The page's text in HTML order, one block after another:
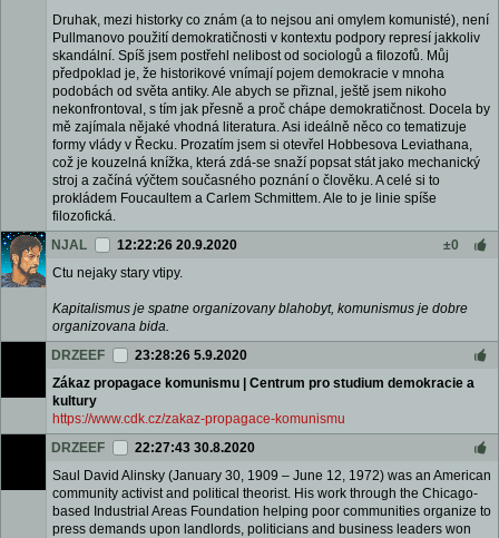
Druhak, mezi historky co znám (a to nejsou ani omylem komunisté), není
Pullmanovo použití demokratičnosti v kontextu podpory represí jakkoliv
skandální. Spíš jsem postřehl nelibost od sociologů a filozofů. Můj
předpoklad je, že historikové vnímají pojem demokracie v mnoha
podobách od světa antiky. Ale abych se přiznal, ještě jsem nikoho
nekonfrontoval, s tím jak přesně a proč chápe demokratičnost. Docela by
mě zajímala nějaké vhodná literatura. Asi ideálně něco co tematizuje
formy vlády v Řecku. Prozatím jsem si otevřel Hobbesova Leviathana,
což je kouzelná knížka, která zdá-se snaží popsat stát jako mechanický
stroj a začíná výčtem současného poznání o člověku. A celé si to
prokládem Foucaultem a Carlem Schmittem. Ale to je linie spíše
filozofická.
NJAL
12:22:26 20.9.2020
±0
Ctu nejaky stary vtipy.
Kapitalismus je spatne organizovany blahobyt, komunismus je dobre
organizovana bida.
DRZEEF
23:28:26 5.9.2020
Zákaz propagace komunismu | Centrum pro studium demokracie a
kultury
https://www.cdk.cz/zakaz-propagace-komunismu
DRZEEF
22:27:43 30.8.2020
Saul David Alinsky (January 30, 1909 – June 12, 1972) was an American
community activist and political theorist. His work through the Chicago-
based Industrial Areas Foundation helping poor communities organize to
press demands upon landlords, politicians and business leaders won